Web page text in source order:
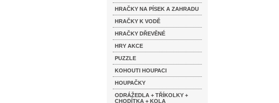
HRAČKY NA PÍSEK A ZAHRADU
HRAČKY K VODĚ
HRAČKY DŘEVĚNÉ
HRY AKCE
PUZZLE
KOHOUTI HOUPACI
HOUPAČKY
ODRÁŽEDLA + TŘÍKOLKY +
CHODÍTKA + KOLA